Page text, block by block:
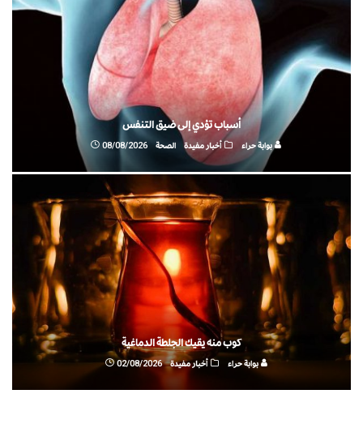
أسباب تؤدي إلى ضيق التنفس
بوابة حراء أخبار مفيدة الصحة 08/08/2026
كوب منه يقيك الجلطة الدماغية
بوابة حراء أخبار مفيدة 02/08/2026